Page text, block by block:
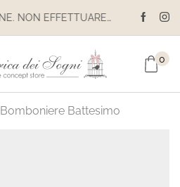
IL SITO È IN MANUTENZIONE. NON EFFETTUARE ACQUISTI. LE SPEDIZIONI SONO SOSPESE
0
Bomboniere Battesimo